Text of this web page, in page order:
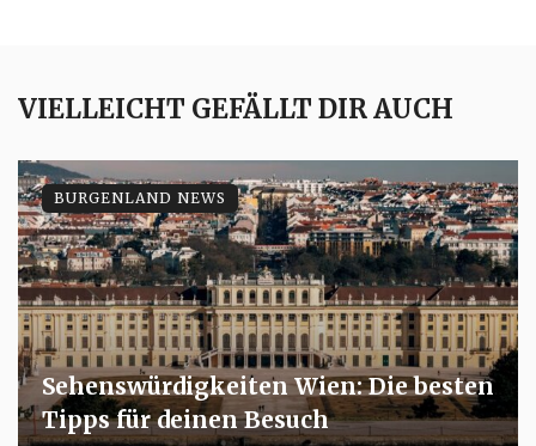
VIELLEICHT GEFÄLLT DIR AUCH
Sehenswürdigkeiten Wien: Die besten
Tipps für deinen Besuch
BURGENLAND NEWS